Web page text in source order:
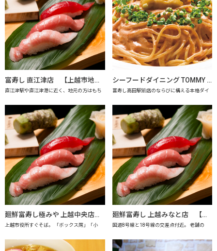
富寿し 直江津店 【上越市地産地消の店認定店】
直江津駅や直江津港に近く、地元の方はもち
シーフードダイニング TOMMY SAY 【上越市地産地消推進の店認定店】
富寿し高田駅前店のならびに構える本格ダイ
廻鮮富寿し極みや 上越中央店 【上越市地産地消の店認定店】
上越市役所すぐそば。 「ボックス席」「小
廻鮮富寿し 上越みなと店 【上越市地産地消の店認定店】
国道8号線と18号線の交差点付近。 老舗の